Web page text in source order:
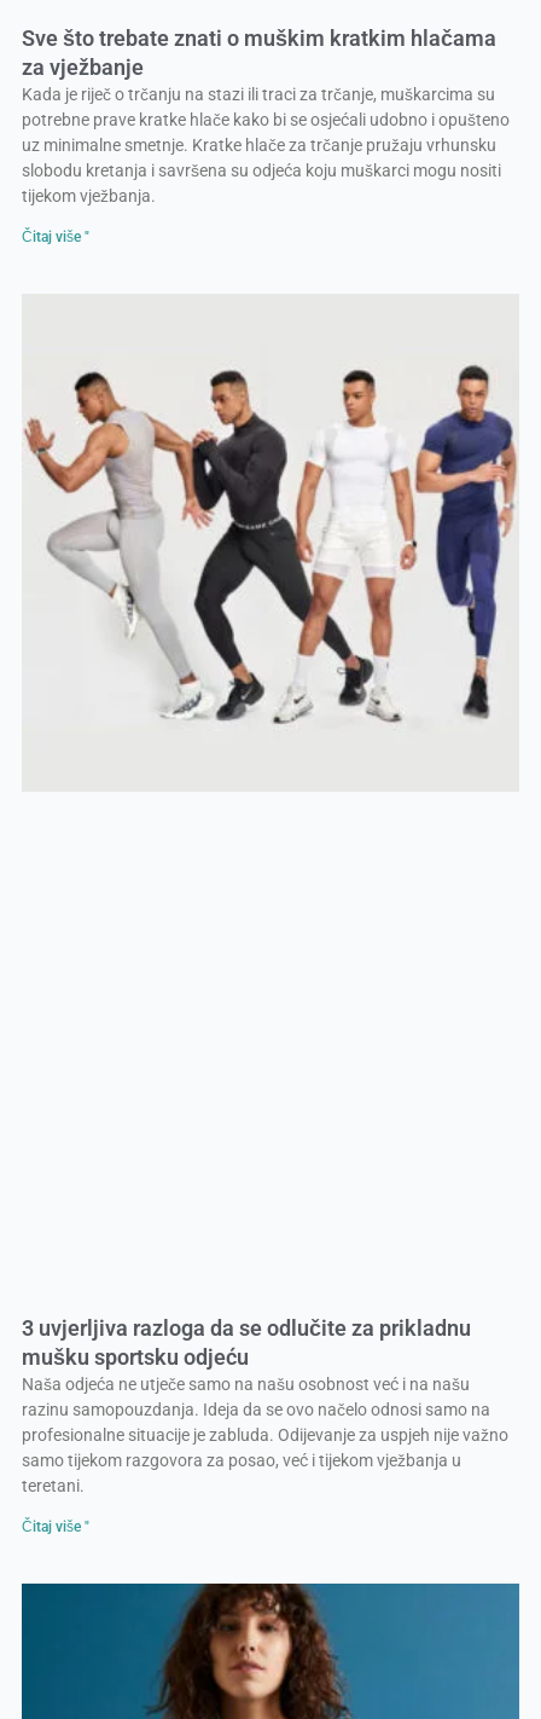
Sve što trebate znati o muškim kratkim hlačama
za vježbanje
Kada je riječ o trčanju na stazi ili traci za trčanje, muškarcima su
potrebne prave kratke hlače kako bi se osjećali udobno i opušteno
uz minimalne smetnje. Kratke hlače za trčanje pružaju vrhunsku
slobodu kretanja i savršena su odjeća koju muškarci mogu nositi
tijekom vježbanja.
Čitaj više "
3 uvjerljiva razloga da se odlučite za prikladnu
mušku sportsku odjeću
Naša odjeća ne utječe samo na našu osobnost već i na našu
razinu samopouzdanja. Ideja da se ovo načelo odnosi samo na
profesionalne situacije je zabluda. Odijevanje za uspjeh nije važno
samo tijekom razgovora za posao, već i tijekom vježbanja u
teretani.
Čitaj više "